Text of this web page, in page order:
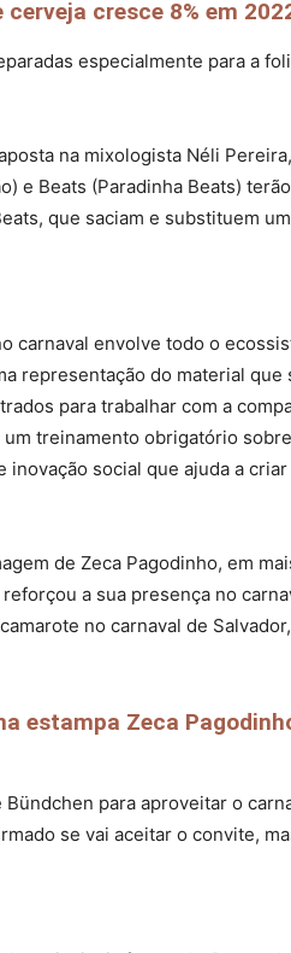
cerveja cresce 8% em
especialmente para a
na mixologista Néli
e Beats (Paradinha Beats)
que saciam e substituem
carnaval envolve todo o
representação do material
para trabalhar com a
treinamento obrigatório
social que ajuda a
de Zeca Pagodinho, em
a sua presença no
no carnaval de
estampa Zeca
para aproveitar o
se vai aceitar o convite,